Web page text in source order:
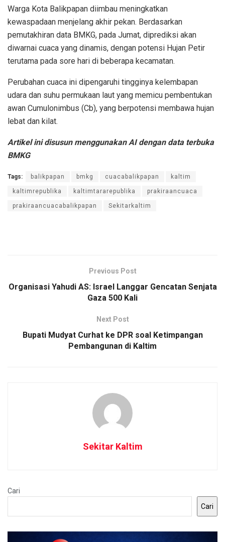
Warga Kota Balikpapan diimbau meningkatkan
kewaspadaan menjelang akhir pekan. Berdasarkan
pemutakhiran data BMKG, pada Jumat, diprediksi akan
diwarnai cuaca yang dinamis, dengan potensi Hujan Petir
terutama pada sore hari di beberapa kecamatan.
Perubahan cuaca ini dipengaruhi tingginya kelembapan
udara dan suhu permukaan laut yang memicu pembentukan
awan Cumulonimbus (Cb), yang berpotensi membawa hujan
lebat dan kilat.
Artikel ini disusun menggunakan AI dengan data terbuka
BMKG
Tags: balikpapan bmkg cuacabalikpapan kaltim
kaltimrepublika kaltimtararepublika prakiraancuaca
prakiraancuacabalikpapan Sekitarkaltim
Previous Post
Organisasi Yahudi AS: Israel Langgar Gencatan Senjata
Gaza 500 Kali
Next Post
Bupati Mudyat Curhat ke DPR soal Ketimpangan
Pembangunan di Kaltim
Sekitar Kaltim
Cari
Cari